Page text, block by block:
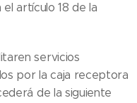
artículo 18 de la
servicios
por la caja receptora
de la siguiente